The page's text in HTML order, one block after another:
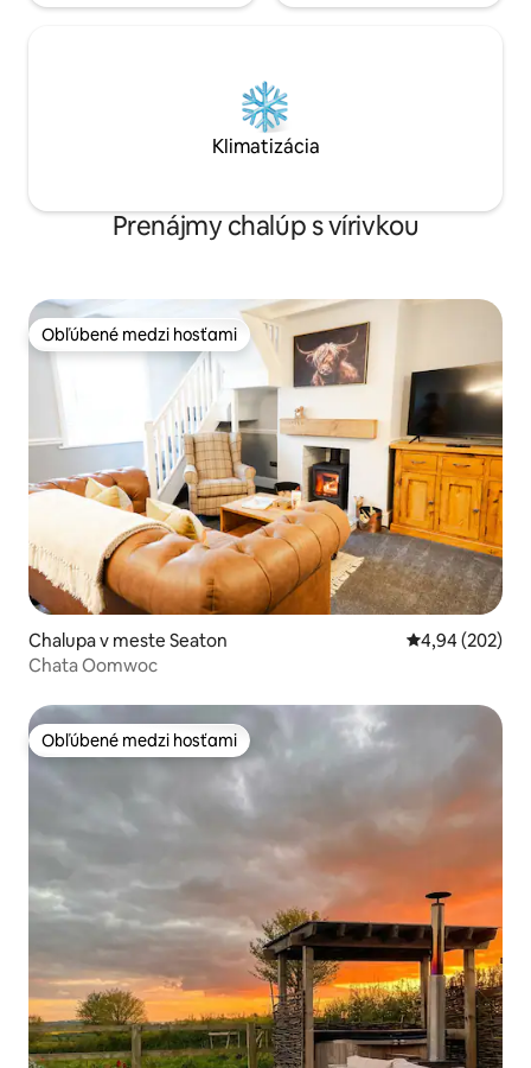
Klimatizácia
Prenájmy chalúp s vírivkou
Obľúbené medzi hosťami
Obľúbené medzi hosťami
Chalupa v meste Seaton Priemerné
4,94 (202)
Chata Oomwoc
Obľúbené medzi hosťami
Obľúbené medzi hosťami